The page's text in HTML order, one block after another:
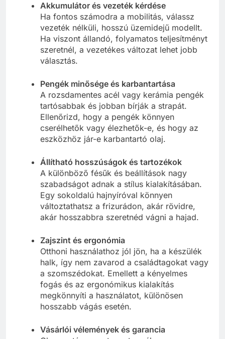
Akkumulátor és vezeték kérdése
Ha fontos számodra a mobilitás, válassz
vezeték nélküli, hosszú üzemidejű modellt.
Ha viszont állandó, folyamatos teljesítményt
szeretnél, a vezetékes változat lehet jobb
választás.
Pengék minősége és karbantartása
A rozsdamentes acél vagy kerámia pengék
tartósabbak és jobban bírják a strapát.
Ellenőrizd, hogy a pengék könnyen
cserélhetők vagy élezhetők-e, és hogy az
eszközhöz jár-e karbantartó olaj.
Állítható hosszúságok és tartozékok
A különböző fésűk és beállítások nagy
szabadságot adnak a stílus kialakításában.
Egy sokoldalú hajnyíróval könnyen
változtathatsz a frizurádon, akár rövidre,
akár hosszabbra szeretnéd vágni a hajad.
Zajszint és ergonómia
Otthoni használathoz jól jön, ha a készülék
halk, így nem zavarod a családtagokat vagy
a szomszédokat. Emellett a kényelmes
fogás és az ergonómikus kialakítás
megkönnyíti a használatot, különösen
hosszabb vágás esetén.
Vásárlói vélemények és garancia